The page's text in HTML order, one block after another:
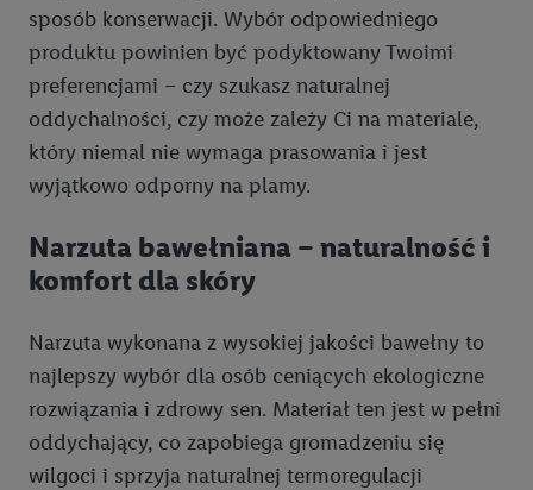
sposób konserwacji. Wybór odpowiedniego
produktu powinien być podyktowany Twoimi
preferencjami – czy szukasz naturalnej
oddychalności, czy może zależy Ci na materiale,
który niemal nie wymaga prasowania i jest
wyjątkowo odporny na plamy.
Narzuta bawełniana – naturalność i
komfort dla skóry
Narzuta wykonana z wysokiej jakości bawełny to
najlepszy wybór dla osób ceniących ekologiczne
rozwiązania i zdrowy sen. Materiał ten jest w pełni
oddychający, co zapobiega gromadzeniu się
wilgoci i sprzyja naturalnej termoregulacji